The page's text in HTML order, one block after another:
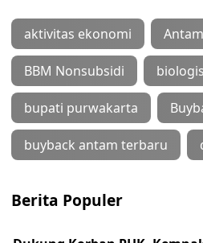
aktivitas ekonomi Antam
BBM Nonsubsidi biologis
bupati purwakarta
buyback antam terbaru
Berita Populer